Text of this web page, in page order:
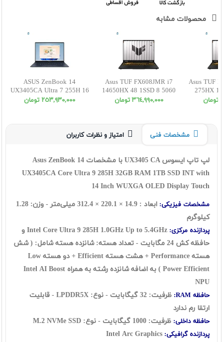
محصولات مشابه
ASUS ZenBook 14
UX3405CA Ultra 7 255H 16
512SSD INT WUXGA OLED
٢٥٣,٩٣٠,٠٠٠ تومان
Asus TUF FX608JMR i7
14650HX 48 1SSD 8 5060
WUXGA
٣٦٤,٩٩٠,٠٠٠ تومان
Asus TUF
275HX
مشخصات فنی امتیاز و نظرات کاربران
لپ تاپ ایسوس UX3405 CA با مشخصات Asus ZenBook 14
UX3405CA Core Ultra 9 285H 32GB RAM 1TB SSD INT with
14 Inch WUXGA OLED Display Touch
مشخصات فیزیکی:
ابعاد : 14.9 × 220.1 × 312.4 میلی‌متر - وزن: 1.28
کیلوگرم
پردازنده مرکزی:
Intel Core Ultra 9 285H 1.0GHz Up to 5.4GHz و
حافظه کش 24 مگابایت - تعداد هسته: شانزده هسته شامل: ( شش
هسته Performance + هشت هسته Efficient + دو هسته
Low
Power Efficient
) به اضافه شانزده رشته به همراه Intel AI Boost
NPU
حافظه RAM:
ظرفیت: 32 گیگابایت - نوع: LPDDR5X - قابلیت
ارتقا رم ندارد
حافظه داخلی: ظرفیت: 1000 گیگابایت - نوع: M.2 NVMe SSD
پردازنده گرافیکی: ntel Arc Graphics